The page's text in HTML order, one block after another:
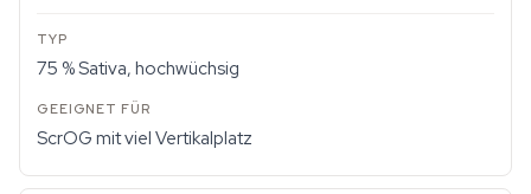
75 % Sativa, hochwüchsig
ScrOG mit viel Vertikalplatz